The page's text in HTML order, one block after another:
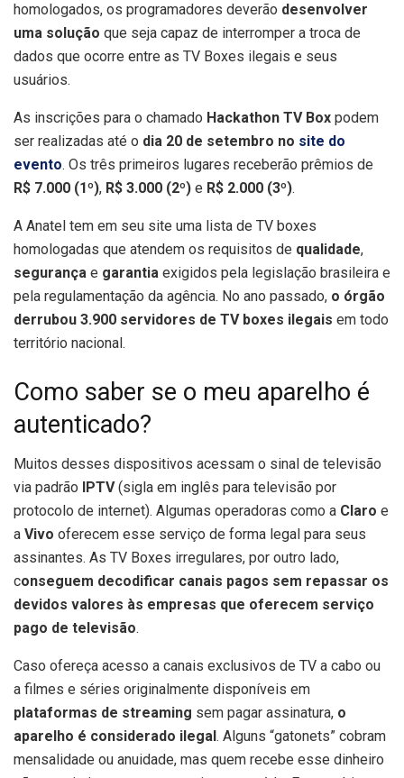
homologados, os programadores deverão desenvolver
uma solução que seja capaz de interromper a troca de
dados que ocorre entre as TV Boxes ilegais e seus
usuários.
As inscrições para o chamado Hackathon TV Box podem
ser realizadas até o dia 20 de setembro no site do
evento. Os três primeiros lugares receberão prêmios de
R$ 7.000 (1º), R$ 3.000 (2º) e R$ 2.000 (3º).
A Anatel tem em seu site uma lista de TV boxes
homologadas que atendem os requisitos de qualidade,
segurança e garantia exigidos pela legislação brasileira e
pela regulamentação da agência. No ano passado, o órgão
derrubou 3.900 servidores de TV boxes ilegais em todo
território nacional.
Como saber se o meu aparelho é
autenticado?
Muitos desses dispositivos acessam o sinal de televisão
via padrão
IPTV(sigla em inglês para televisão por
protocolo de internet). Algumas operadoras como a Claro e
a Vivo oferecem esse serviço de forma legal para seus
assinantes. As TV Boxes irregulares, por outro lado,
conseguem decodificar canais pagos sem repassar os
devidos valores às empresas que oferecem serviço
pago de televisão.
Caso ofereça acesso a canais exclusivos de TV a cabo ou
a filmes e séries originalmente disponíveis em
plataformas de streaming sem pagar assinatura, o
aparelho é considerado ilegal . Alguns “gatonets” cobram
mensalidade ou anuidade, mas quem recebe esse dinheiro